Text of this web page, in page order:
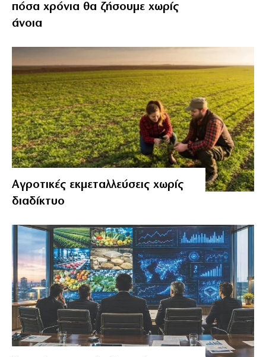
πόσα χρόνια θα ζήσουμε χωρίς
άνοια
Αγροτικές εκμεταλλεύσεις χωρίς
διαδίκτυο